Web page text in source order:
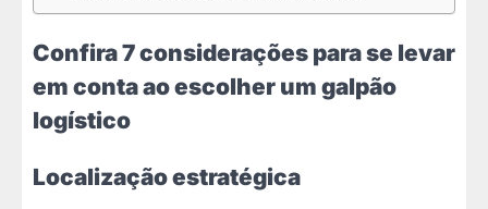
Confira 7 considerações para se levar
em conta ao escolher um galpão
logístico
Localização estratégica